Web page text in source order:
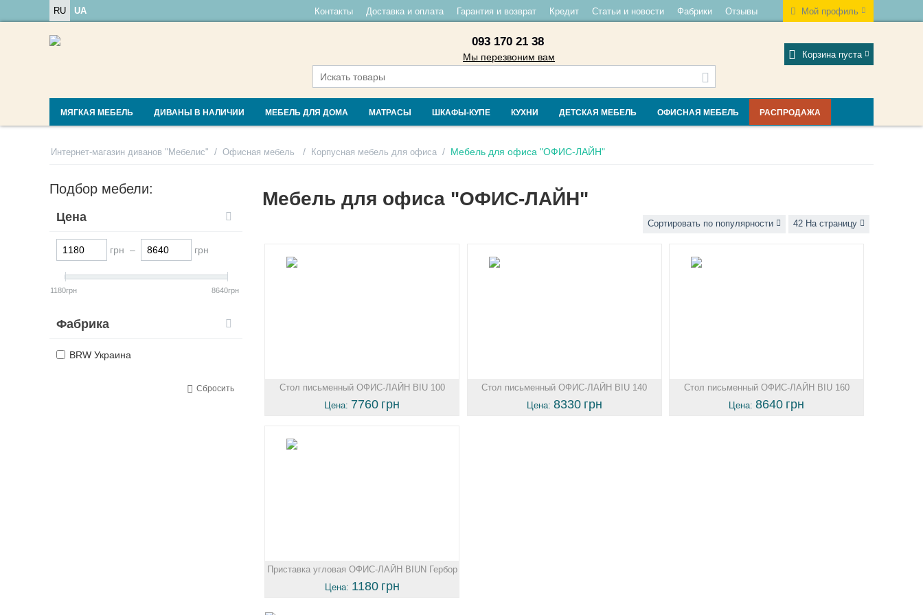
RU UA Мой профиль
Контакты Доставка и оплата Гарантия и возврат Кредит Статьи и новости Фабрики Отзывы
093 170 21 38
Мы перезвоним вам Корзина пуста
МЯГКАЯ МЕБЕЛЬ ДИВАНЫ В НАЛИЧИИ МЕБЕЛЬ ДЛЯ ДОМА МАТРАСЫ ШКАФЫ-КУПЕ КУХНИ ДЕТСКАЯ МЕБЕЛЬ ОФИСНАЯ МЕБЕЛЬ РАСПРОДАЖА
Интернет-магазин диванов "Мебелис" / Офисная мебель / Корпусная мебель для офиса / Мебель для офиса "ОФИС-ЛАЙН"
Подбор мебели:
Цена
грн – грн
1180грн 8640грн
Фабрика
BRW Украина
Сбросить
Мебель для офиса "ОФИС-ЛАЙН"
Сортировать по популярности 42 На страницу
Стол письменный ОФИС-ЛАЙН BIU 100
Гербор
Цена: 7760 грн
Стол письменный ОФИС-ЛАЙН BIU 140
Гербор
Цена: 8330 грн
Стол письменный ОФИС-ЛАЙН BIU 160
Гербор
Цена:8640 грн
Приставка угловая ОФИС-ЛАЙН BIUN Гербор
Цена: 1180 грн